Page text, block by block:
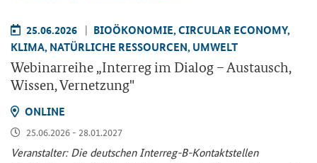
25.06.2026
BIO­ÖKO­NO­MIE, CIR­CU­LAR ECO­NO­MY,
KLIMA, NA­TÜR­LI­CHE RES­SOUR­CEN, UM­WELT
We­bi­nar­rei­he „Interregim Dia­log – Aus­tausch,
Wis­sen, Ver­net­zung"
ON­LINE
25.06.2026 - 28.01.2027
Ver­an­stal­ter: Die deut­schen Interreg-​B-Kontaktstellen